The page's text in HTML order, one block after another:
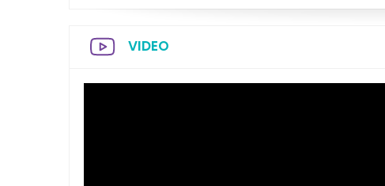
VIDEO